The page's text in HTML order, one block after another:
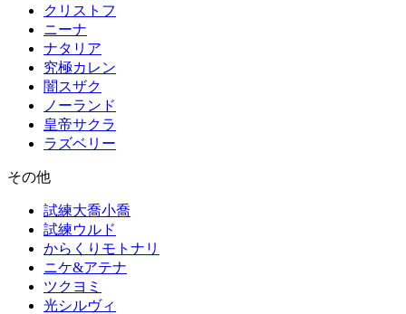
クリストフ
ニーナ
ナタリア
究極カレン
闇スザク
ノーランド
皇帝サクラ
ラズベリー
その他
試練大喬小喬
試練ウルド
からくりモトナリ
ニケ&アテナ
ツクヨミ
光シルヴィ